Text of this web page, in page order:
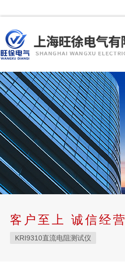
客户至上 诚信经营
KRI9310直流电阻测试仪